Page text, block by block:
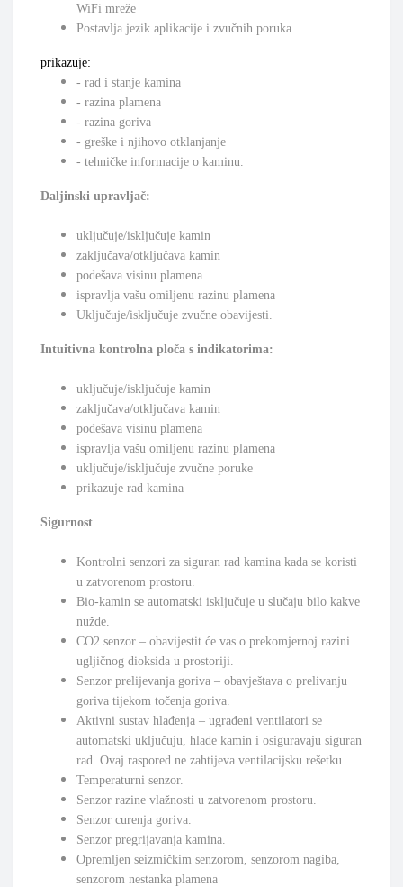
WiFi mreže
Postavlja jezik aplikacije i zvučnih poruka
prikazuje:
- rad i stanje kamina
- razina plamena
- razina goriva
- greške i njihovo otklanjanje
- tehničke informacije o kaminu.
Daljinski upravljač:
uključuje/isključuje kamin
zaključava/otključava kamin
podešava visinu plamena
ispravlja vašu omiljenu razinu plamena
Uključuje/isključuje zvučne obavijesti.
Intuitivna kontrolna ploča s indikatorima:
uključuje/isključuje kamin
zaključava/otključava kamin
podešava visinu plamena
ispravlja vašu omiljenu razinu plamena
uključuje/isključuje zvučne poruke
prikazuje rad kamina
Sigurnost
Kontrolni senzori za siguran rad kamina kada se koristi
u zatvorenom prostoru.
Bio-kamin se automatski isključuje u slučaju bilo kakve
nužde.
CO2 senzor – obavijestit će vas o prekomjernoj razini
ugljičnog dioksida u prostoriji.
Senzor prelijevanja goriva – obavještava o prelivanju
goriva tijekom točenja goriva.
Aktivni sustav hlađenja – ugrađeni ventilatori se
automatski uključuju, hlade kamin i osiguravaju siguran
rad. Ovaj raspored ne zahtijeva ventilacijsku rešetku.
Temperaturni senzor.
Senzor razine vlažnosti u zatvorenom prostoru.
Senzor curenja goriva.
Senzor pregrijavanja kamina.
Opremljen seizmičkim senzorom, senzorom nagiba,
senzorom nestanka plamena